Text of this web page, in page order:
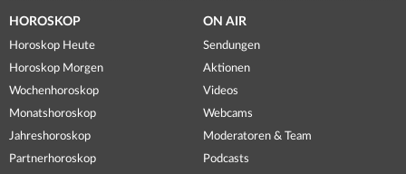
HOROSKOP
Horoskop Heute
Horoskop Morgen
Wochenhoroskop
Monatshoroskop
Jahreshoroskop
Partnerhoroskop
ON AIR
Sendungen
Aktionen
Videos
Webcams
Moderatoren & Team
Podcasts